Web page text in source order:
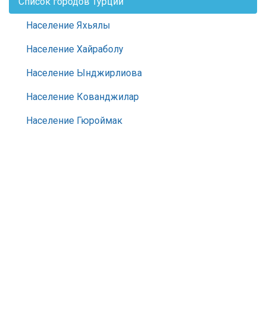
Население Яхьялы
Население Хайраболу
Население Ынджирлиова
Население Кованджилар
Население Гюроймак